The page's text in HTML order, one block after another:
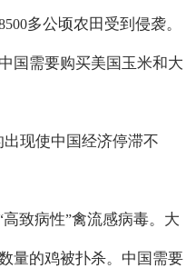
多公顷农田受到侵袭。
国需要购买美国玉米和大
现使中国经济停滞不
高致病性”禽流感病毒。大
量的鸡被扑杀。中国需要